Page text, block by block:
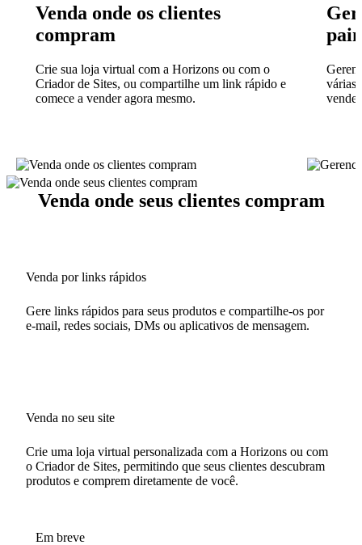
Venda onde os clientes
compram
Crie sua loja virtual com a Horizons ou com o
Criador de Sites, ou compartilhe um link rápido e
comece a vender agora mesmo.
várias
Venda onde seus clientes compram
Venda por links rápidos
Gere links rápidos para seus produtos e compartilhe-os por
e-mail, redes sociais, DMs ou aplicativos de mensagem.
Venda no seu site
Crie uma loja virtual personalizada com a Horizons ou com
o Criador de Sites, permitindo que seus clientes descubram
produtos e comprem diretamente de você.
Em breve